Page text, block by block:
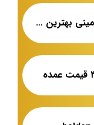
کابل آلومینیومی ۳۵*۲ زمینی بهترین قیمت